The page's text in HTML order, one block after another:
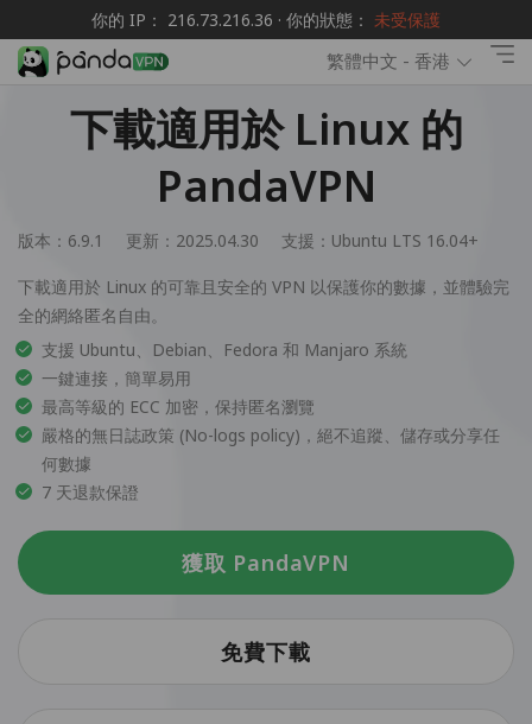
你的 IP： 216.73.216.36 · 你的狀態： 未受保護
繁體中文 - 香港
下載適用於 Linux 的
PandaVPN
版本：6.9.1 更新：2025.04.30 支援： Ubuntu LTS 16.04+
下載適用於 Linux 的可靠且安全的 VPN 以保護你的數據，並體驗完
全的網絡匿名自由。
支援 Ubuntu、Debian、Fedora 和 Manjaro 系統
一鍵連接，簡單易用
最高等級的 ECC 加密，保持匿名瀏覽
嚴格的無日誌政策 (No-logs policy)，絕不追蹤、儲存或分享任
何數據
7 天退款保證
獲取 PandaVPN
免費下載